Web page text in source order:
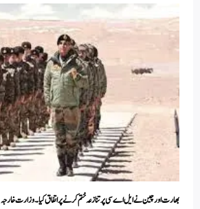
بھارت اور چین نے ایل اے سی پر تنازعہ ختم کرنے پر اتفاق کیا ۔ وزارت خارجہ